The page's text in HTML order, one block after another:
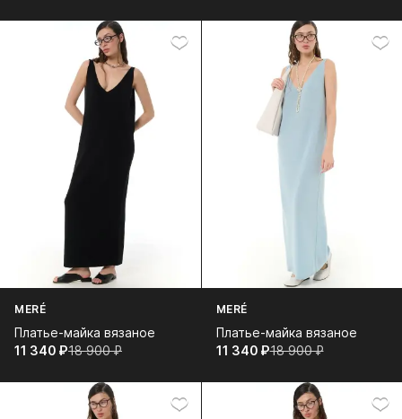
MERÉ
Платье-майка вязаное
11 340⁠ ⁠₽18 900⁠ ⁠₽
MERÉ
Платье-майка вязаное
11 340⁠ ⁠₽18 900⁠ ⁠₽